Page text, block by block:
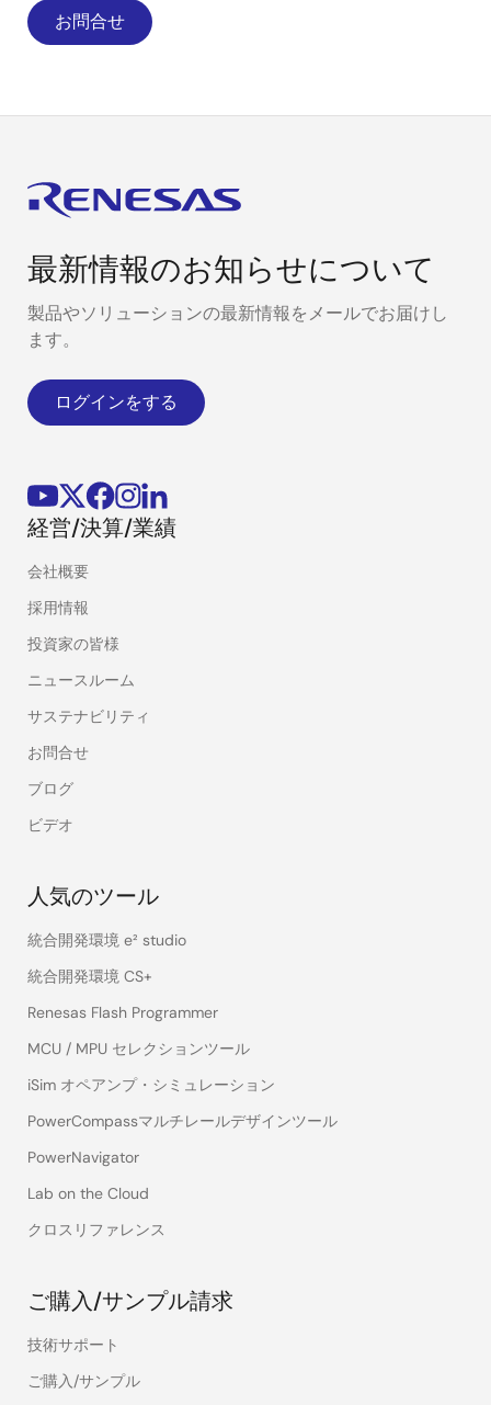
お問合せ
最新情報のお知らせについて
製品やソリューションの最新情報をメールでお届けし
ます。
ログインをする
経営/決算/業績
会社概要
採用情報
投資家の皆様
ニュースルーム
サステナビリティ
お問合せ
ブログ
ビデオ
人気のツール
統合開発環境 e² studio
統合開発環境 CS+
Renesas Flash Programmer
MCU / MPU セレクションツール
iSim オペアンプ・シミュレーション
PowerCompassマルチレールデザインツール
PowerNavigator
Lab on the Cloud
クロスリファレンス
ご購入/サンプル請求
技術サポート
ご購入/サンプル